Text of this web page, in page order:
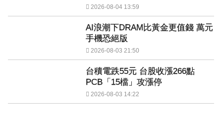
2026-08-04 13:59
AI浪潮下DRAM比黃金更值錢 萬元
手機恐絕版
2026-08-03 21:50
台積電跌55元 台股收漲266點
PCB「15檔」攻漲停
2026-08-03 14:22